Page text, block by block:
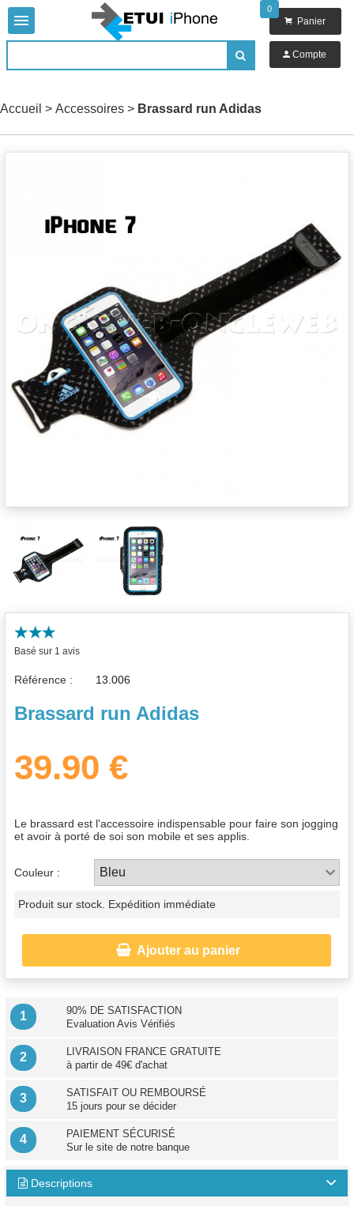


0
 Panier
 Compte
Accueil > Accessoires > Brassard run Adidas
Basé sur 1 avis
Référence :
Brassard run Adidas
39.90 €
Le brassard est l'accessoire indispensable pour faire son jogging
et avoir à porté de soi son mobile et ses applis.
Couleur :
Produit sur stock. Expédition immédiate
Ajouter au panier
1
90% DE SATISFACTION
Evaluation Avis Vérifiés
2
LIVRAISON FRANCE GRATUITE
à partir de 49€ d'achat
3
SATISFAIT OU REMBOURSÉ
15 jours pour se décider
4
PAIEMENT SÉCURISÉ
Sur le site de notre banque
Descriptions